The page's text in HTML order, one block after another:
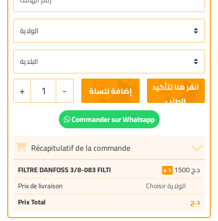
+ 1 - إضافة للسلة
Commander sur Whatsapp
Récapitulatif de la commande
FILTRE DANFOSS 3/8-083 FILTI 1 1500د.ج
Prix de livraison
Choisir الولاية
Prix Total
د.ج